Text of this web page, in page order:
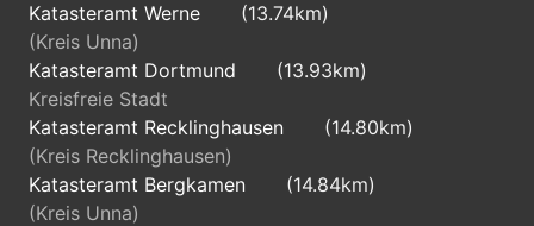
Katasteramt Werne
(13.74km)
(Kreis Unna)
Katasteramt Dortmund
(13.93km)
Kreisfreie Stadt
Katasteramt Recklinghausen
(14.80km)
(Kreis Recklinghausen)
Katasteramt Bergkamen
(14.84km)
(Kreis Unna)